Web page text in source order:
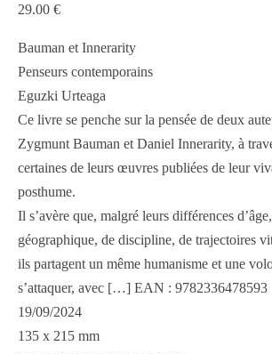
29.00 €
Bauman et Innerarity
Penseurs contemporains
Eguzki Urteaga
Ce livre se penche sur la pensée de deux
Zygmunt Bauman et Daniel Innerarity, à
certaines de leurs œuvres publiées de leur
posthume.
Il s’avère que, malgré leurs différences
géographique, de discipline, de trajectoires
ils partagent un même humanisme et une
s’attaquer, avec […] EAN : 9782336478593
19/09/2024
135 x 215 mm